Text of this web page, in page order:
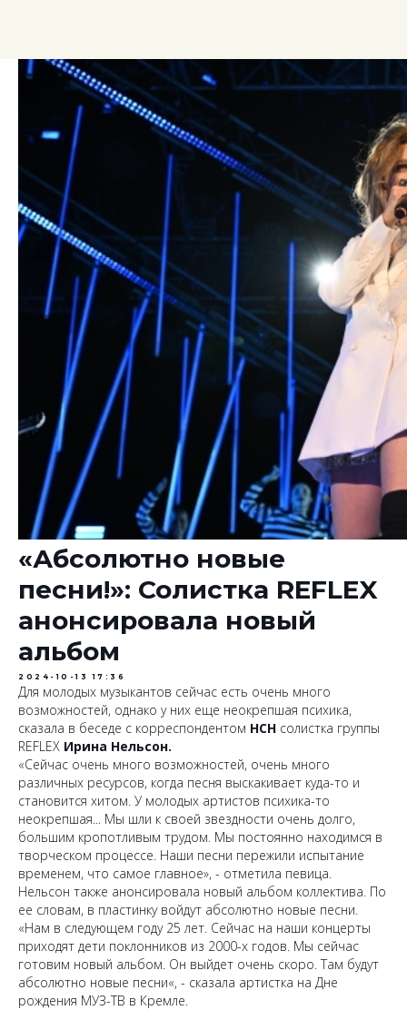
«Абсолютно новые
песни!»: Солистка REFLEX
анонсировала новый
альбом
2024-10-13 17:36
Для молодых музыкантов сейчас есть очень много
возможностей, однако у них еще неокрепшая психика,
сказала в беседе с корреспондентом НСН солистка группы
REFLEX Ирина Нельсон.
«Сейчас очень много возможностей, очень много
различных ресурсов, когда песня выскакивает куда-то и
становится хитом. У молодых артистов психика-то
неокрепшая... Мы шли к своей звездности очень долго,
большим кропотливым трудом. Мы постоянно находимся в
творческом процессе. Наши песни пережили испытание
временем, что самое главное», - отметила певица.
Нельсон также анонсировала новый альбом коллектива. По
ее словам, в пластинку войдут абсолютно новые песни.
«Нам в следующем году 25 лет. Сейчас на наши концерты
приходят дети поклонников из 2000-х годов. Мы сейчас
готовим новый альбом. Он выйдет очень скоро. Там будут
абсолютно новые песни«, - сказала артистка на Дне
рождения МУЗ-ТВ в Кремле.